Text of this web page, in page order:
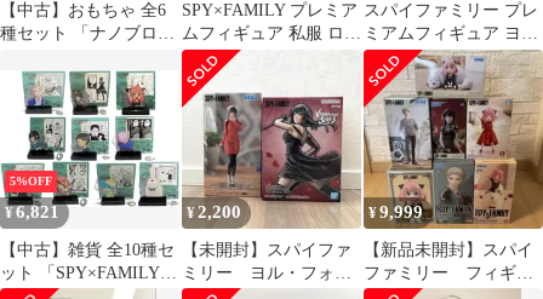
【中古】おもちゃ 全6
種セット 「ナノブロッ
SPY×FAMILY」
SPY×FAMILY プレミア
ムフィギュア 私服 ロイ
ド & ヨル 2体セット
スパイファミリー プレ
ミアムフィギュア ヨ
ル・フォージャー 私服
5%OFF
¥6,821
【中古】雑貨 全10種セ
ット 「SPY×FAMILY
¥2,200
【未開封】スパイファ
ミリー ヨル・フォー
¥9,999
【新品未開封】スパイ
ファミリー フィギュ